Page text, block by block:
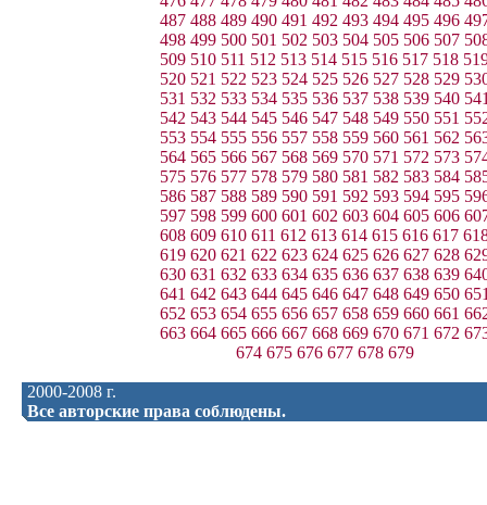
487 488 489 490 491 492 493 494 495 496
498 499 500 501 502 503 504 505 506 507
509 510 511 512 513 514 515 516 517 518
520 521 522 523 524 525 526 527 528 529
531 532 533 534 535 536 537 538 539 540
542 543 544 545 546 547 548 549 550 551
553 554 555 556 557 558 559 560 561 562
564 565 566 567 568 569 570 571 572 573
575 576 577 578 579 580 581 582 583 584
586 587 588 589 590 591 592 593 594 595
597 598 599 600 601 602 603 604 605 606
608 609 610 611 612 613 614 615 616 617
619 620 621 622 623 624 625 626 627 628
630 631 632 633 634 635 636 637 638 639
641 642 643 644 645 646 647 648 649 650
652 653 654 655 656 657 658 659 660 661
663 664 665 666 667 668 669 670 671 672
674 675 676 677 678 679
2000-2008 г.
Все авторские права соблюдены.